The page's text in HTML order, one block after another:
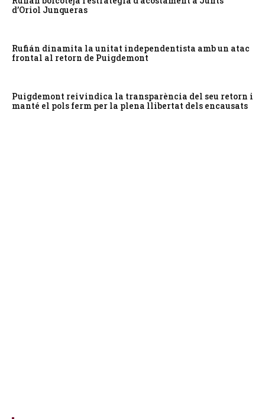
d’Oriol Junqueras
Rufián dinamita la unitat independentista amb un atac
frontal al retorn de Puigdemont
Puigdemont reivindica la transparència del seu retorn i
manté el pols ferm per la plena llibertat dels encausats